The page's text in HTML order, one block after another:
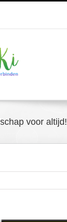
voor altijd!